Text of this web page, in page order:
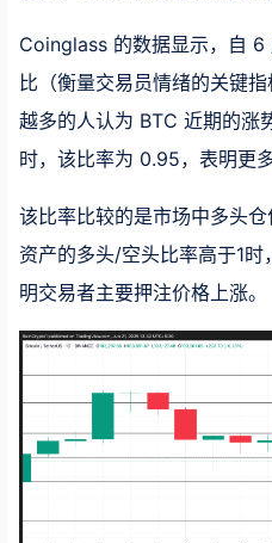
Coinglass 的数据显示，自 6
比（衡量交易员情绪的关键
越多的人认为 BTC 近期的涨
时，该比率为 0.95，表明更
该比率比较的是市场中多头
资产的多头/空头比率高于1
明交易者主要押注价格上涨。